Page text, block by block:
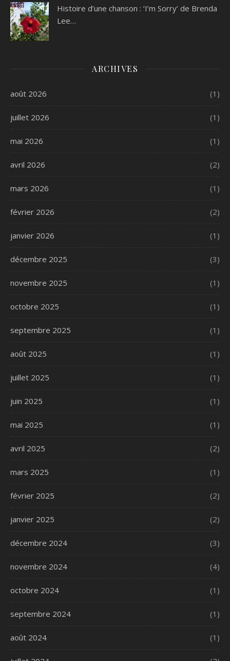
Histoire d’une chanson : ‘I’m Sorry’ de Brenda
Lee…
ARCHIVES
août 2026 (1)
juillet 2026 (1)
mai 2026 (1)
avril 2026 (2)
mars 2026 (1)
février 2026 (2)
janvier 2026 (1)
décembre 2025 (3)
novembre 2025 (1)
octobre 2025 (1)
septembre 2025 (1)
août 2025 (1)
juillet 2025 (1)
juin 2025 (1)
mai 2025 (1)
avril 2025 (2)
mars 2025 (1)
février 2025 (2)
janvier 2025 (2)
décembre 2024 (3)
novembre 2024 (4)
octobre 2024 (1)
septembre 2024 (1)
août 2024 (1)